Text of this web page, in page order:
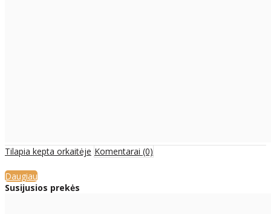
Tilapia kepta orkaitėje Komentarai (0)
Daugiau
Susijusios prekės